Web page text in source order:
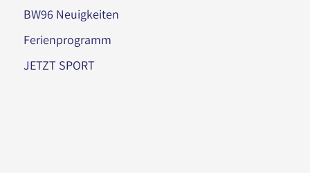
BW96 Neuigkeiten
Ferienprogramm
JETZT SPORT